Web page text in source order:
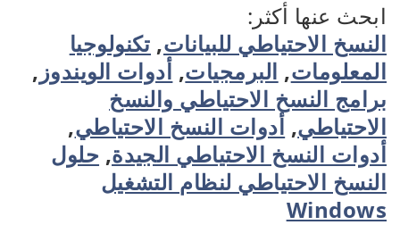
ابحث عنها أكثر:
النسخ الاحتياطي للبيانات, تكنولوجيا
المعلومات, البرمجيات, أدوات الويندوز ,
برامج النسخ الاحتياطي والنسخ
الاحتياطي, أدوات النسخ الاحتياطي,
أدوات النسخ الاحتياطي الجيدة, حلول
النسخ الاحتياطي لنظام التشغيل
Windows